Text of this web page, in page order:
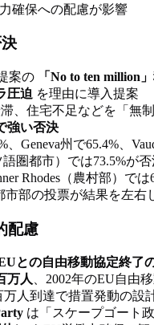
確保への配慮が影響
案の 「No to ten million
圧迫 を理由に導入提案
、住宅不足などを「無
強い否決
、Geneva州で65.4%、
語圏都市）では73.5%が
Rhodes（農村部）では
市部の投票が結果を左右
配慮
との自由移動協定終了
万人
、2002年のEU自由
万人到達で措置発動の設
は「スケープゴート